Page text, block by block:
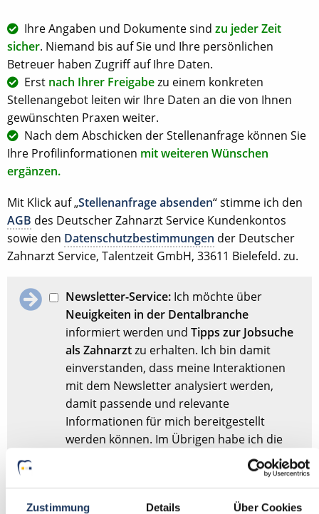
Zustimmung Details Über Cookies
Ihre Angaben und Dokumente sind zu jeder Zeit
sicher. Niemand bis auf Sie und Ihre persönlichen
Betreuer haben Zugriff auf Ihre Daten.
Erst nach Ihrer Freigabezu einem konkreten
Stellenangebot leiten wir Ihre Daten an die von Ihnen
gewünschten Praxen weiter.
Nach dem Abschicken der Stellenanfrage können Sie
Ihre Profilinformationen mit weiteren Wünschen
ergänzen.
Mit Klick auf „Stellenanfrage absenden“ stimme ich den
AGB des Deutscher Zahnarzt Service Kundenkontos
sowie den Datenschutzbestimmungen der Deutscher
Zahnarzt Service, Talentzeit GmbH, 33611 Bielefeld. zu.
Newsletter-Service: Ich möchte über
Neuigkeiten in der Dentalbranche
informiert werden undTipps zur Jobsuche
als Zahnarztzu erhalten. Ich bin damit
einverstanden, dass meine Interaktionen
mit dem Newsletter analysiert werden,
damit passende und relevante
Informationen für mich bereitgestellt
werden können. Im Übrigen habe ich die
gelesen und bin mit